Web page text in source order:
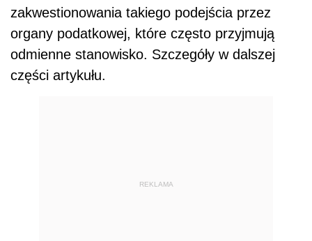
zakwestionowania takiego podejścia przez
organy podatkowej, które często przyjmują
odmienne stanowisko. Szczegóły w dalszej
części artykułu.
REKLAMA